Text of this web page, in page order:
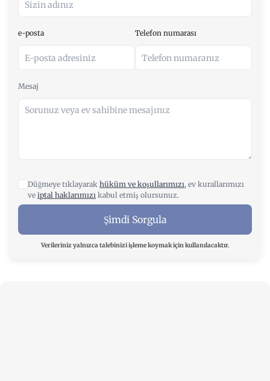
e-posta Telefon numarası
Mesaj
Düğmeye tıklayarak hüküm ve koşullarımızı, ev kurallarımızı
ve iptal haklarımızı kabul etmiş olursunuz.
Şimdi Sorgula
Verileriniz yalnızca talebinizi işleme koymak için kullanılacaktır.